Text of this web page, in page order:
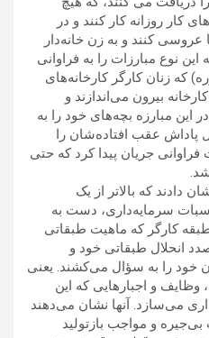
کار روزانه کار کنند و در
عروسی کنند و به زن خانه‌دار
نوع مبارزات را به فراوانی
که زنان کارگر کارخانه‌های
بیرون می‌اندازند و
این مبارزه بچه‌های خود را به
و بالاخره 17 سال پاداش عقب افتاده‌شان را
فراوانی جریان پیدا کرد که حتی
دادند که بالاتر از یک
سرمایه‌داری، دست به
کارگر که ماهیت طبقاتی
انحلال طبقاتی خود و
خود را به سؤال می‌کشند. یعنی
وظایف و اجبارهایی که این
می‌سازد. آنها نشان می‌دهند
و مواجب بازتولید